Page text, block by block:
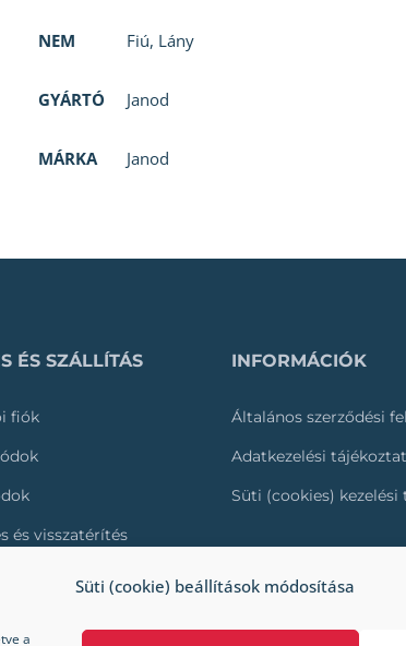
Süti (cookie) beállítások módosítása
a
NEM Fiú, Lány
GYÁRTÓ Janod
MÁRKA Janod
ÉS SZÁLLÍTÁS
fiók
és visszatérítés
INFORMÁCIÓK
Általános szerződési
Adatkezelési
Süti (cookies) kezelési